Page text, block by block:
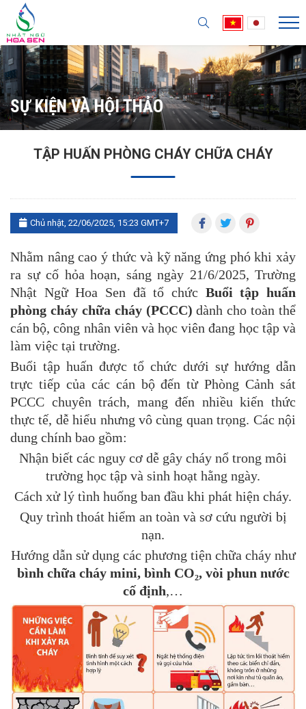
SỰ KIỆN VÀ HỘI THẢO
TẬP HUẤN PHÒNG CHÁY CHỮA CHÁY
Chủ nhật, 22/06/2025, 15:23 GMT+7
Nhằm nâng cao ý thức và kỹ năng ứng phó khi xảy
ra sự cố hỏa hoạn, sáng ngày 21/6/2025, Trường
Nhật Ngữ Hoa Sen đã tổ chức Buổi tập huấn
phòng cháy chữa cháy (PCCC) dành cho toàn thể
cán bộ, công nhân viên và học viên đang học tập và
làm việc tại trường.
Buổi tập huấn được tổ chức dưới sự hướng dẫn
trực tiếp của các cán bộ đến từ Phòng Cảnh sát
PCCC chuyên trách, mang đến nhiều kiến thức
thực tế, dễ hiểu nhưng vô cùng quan trọng. Các nội
dung chính bao gồm:
Nhận biết các nguy cơ dễ gây cháy nổ trong môi
trường học tập và sinh hoạt hằng ngày.
Cách xử lý tình huống ban đầu khi phát hiện cháy.
Quy trình thoát hiểm an toàn và sơ cứu người bị
nạn.
Hướng dẫn sử dụng các phương tiện chữa cháy như
bình chữa cháy mini, bình CO₂, vòi phun nước
cố định,…